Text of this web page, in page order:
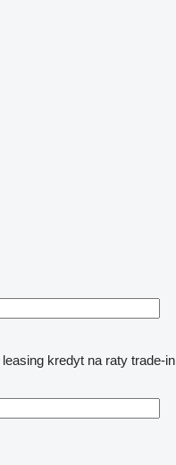
leasing kredyt na raty trade-in